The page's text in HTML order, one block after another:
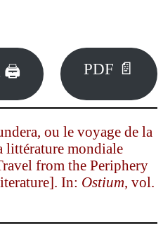
🖨 PDF 📄
ou le voyage de la
littérature mondiale
from the Periphery
In: Ostium, vol.